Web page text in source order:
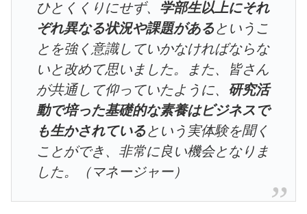
ひとくくりにせず、 学部生以上にそれ
ぞれ異なる状況や課題があるというこ
とを強く意識していかなければならな
いと改めて思いました。また、皆さん
が共通して仰っていたように、 研究活
動で培った基礎的な素養はビジネスで
も生かされているという実体験を聞く
ことができ、非常に良い機会となりま
した。（マネージャー）